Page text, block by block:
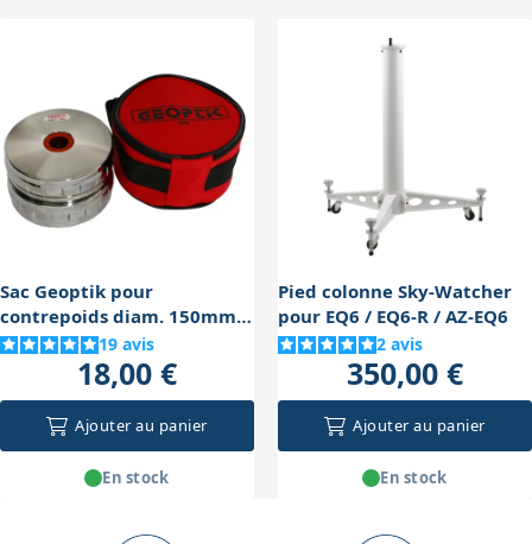
compliquer la mobilité si vous déplacez souvent votre
matériel. Toutefois, un bon équilibrage est essentiel
pour la stabilité et la précision, donc il faut trouver un
compromis entre poids transporté et performance.
Sac Geoptik pour
contrepoids diam. 150mm
(1x10 Kg ou 2x5 Kg)
19 avis
18,00 €
Ajouter au panier
En stock
Pied colonne Sky-Watcher
pour EQ6 / EQ6-R / AZ-EQ6
2 avis
350,00 €
Ajouter au panier
En stock